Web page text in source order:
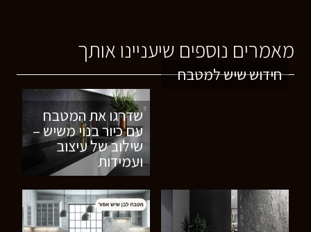
מאמרים נוספים שיעניינו אותך
חידוש שיש למטבח
שדרגו את המטבח
עם כיור בנוי משיש –
שילוב של עיצוב
ועמידות